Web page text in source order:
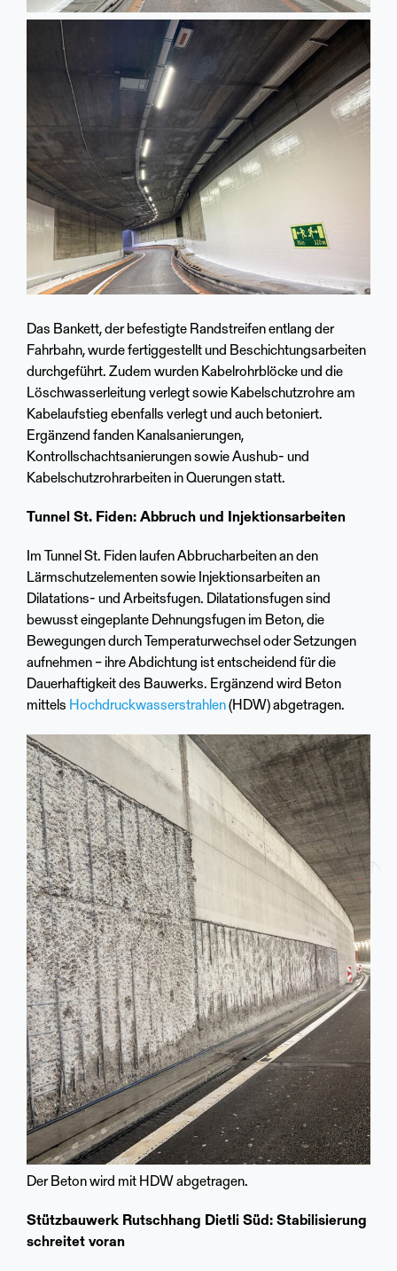
Das Bankett, der befestigte Randstreifen entlang der
Fahrbahn, wurde fertiggestellt und Beschichtungsarbeiten
durchgeführt. Zudem wurden Kabelrohrblöcke und die
Löschwasserleitung verlegt sowie Kabelschutzrohre am
Kabelaufstieg ebenfalls verlegt und auch betoniert.
Ergänzend fanden Kanalsanierungen,
Kontrollschachtsanierungen sowie Aushub- und
Kabelschutzrohrarbeiten in Querungen statt.
Tunnel St. Fiden: Abbruch und Injektionsarbeiten
Im Tunnel St. Fiden laufen Abbrucharbeiten an den
Lärmschutzelementen sowie Injektionsarbeiten an
Dilatations- und Arbeitsfugen. Dilatationsfugen sind
bewusst eingeplante Dehnungsfugen im Beton, die
Bewegungen durch Temperaturwechsel oder Setzungen
aufnehmen – ihre Abdichtung ist entscheidend für die
Dauerhaftigkeit des Bauwerks. Ergänzend wird Beton
mittels Hochdruckwasserstrahlen(HDW) abgetragen.
Der Beton wird mit HDW abgetragen.
Stützbauwerk Rutschhang Dietli Süd: Stabilisierung
schreitet voran